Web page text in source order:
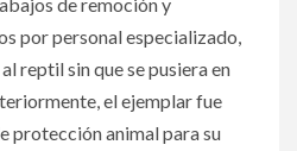
por personal especializado,
reptil sin que se pusiera en
el ejemplar fue
protección animal para su